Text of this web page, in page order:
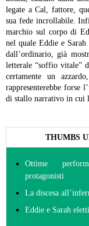
legate a Cal, fattore,
sua fede incrollabile.
marchio sul corpo di
nel quale Eddie e
dall’ordinario, già
letterale “soffio vitale”
certamente un
rappresenterebbe forse
di stallo narrativo in cui
THUMBS
Ottime
protagonisti
La discesa
Eddie e Sarah